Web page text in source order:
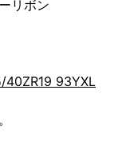
リボン
40ZR19 93YXL